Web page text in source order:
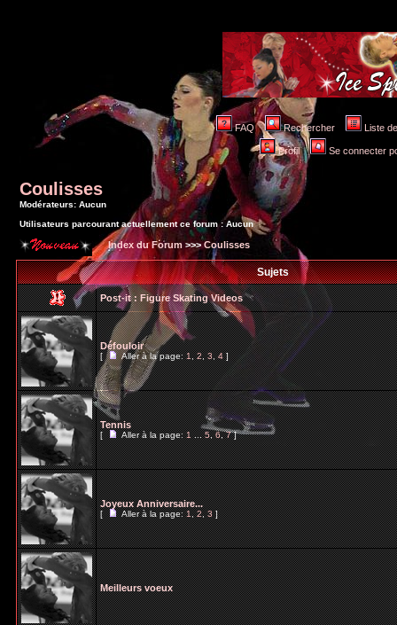
FAQ Rechercher Liste
Profil Se connecter
Coulisses
Modérateurs: Aucun
Utilisateurs parcourant actuellement ce forum : Aucun
Index du Forum >>>Coulisses
Sujets
Post-it : Figure Skating Videos
Défouloir
[ Aller à la page:1,2,3,4]
Tennis
[ Aller à la page:1...5,6,7]
Joyeux Anniversaire...
[ Aller à la page:1,2,3]
Meilleurs voeux